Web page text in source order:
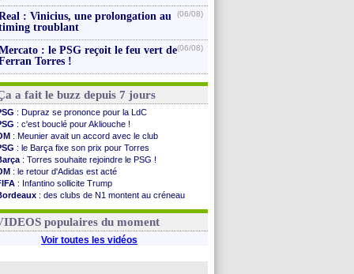
: Vinicius, une prolongation au
troublant
(06/08)
: le PSG reçoit le feu vert de
Torres !
(06/08)
a fait le buzz depuis 7 jours
: Dupraz se prononce pour la LdC
: c'est bouclé pour Akliouche !
: Meunier avait un accord avec le club
: le Barça fixe son prix pour Torres
: Torres souhaite rejoindre le PSG !
: le retour d'Adidas est acté
: Infantino sollicite Trump
: des clubs de N1 montent au créneau
: le démenti de Leipzig pour Diomandé
populaires du moment
Voir toutes les vidéos